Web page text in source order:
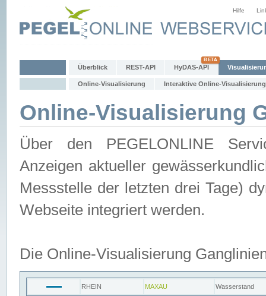
Hilfe
Überblick REST-API HyDAS-API
Online-Visualisierung Interaktive Online-Visualisierung
Online-Visualisierung
Über den PEGELONLINE
Anzeigen aktueller
Messstelle der letzten drei Tage)
Webseite integriert werden.
Die Online-Visualisierung